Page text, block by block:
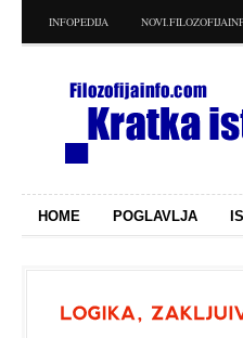
INFOPEDIJA
HOME POGLAVLJA